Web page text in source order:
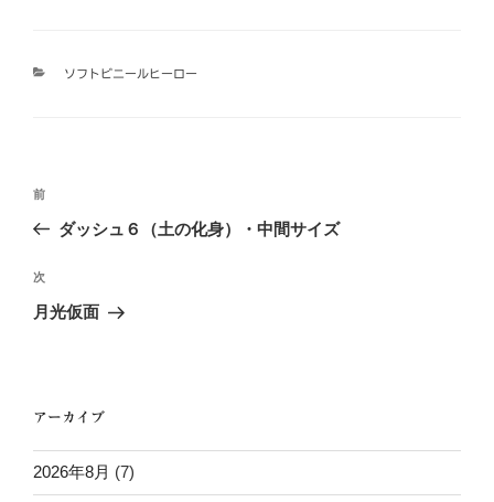
カ
ソフトビニールヒーロー
投
ビ
ゲ
ン
過
去
投
稿
前
ダッシュ６（土の化身）・中間サイズ
次
の
次
月光仮面
アーカイブ
2026年8月 (7)